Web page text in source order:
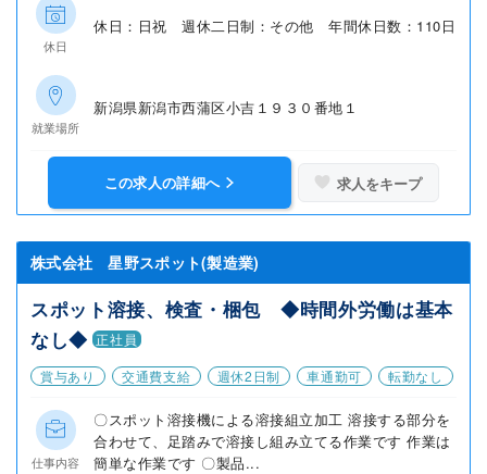
休日
休日：日祝 週休二日制：その他 年間休日数：110日
就業場所
新潟県新潟市西蒲区小吉１９３０番地１
この求人の詳細へ 求人をキープ
株式会社 星野スポット(製造業)
スポット溶接、検査・梱包 ◆時間外労働は基本
なし◆ 正社員
賞与あり
交通費支給 週休2日制 車通勤可 転勤なし
仕事内容
〇スポット溶接機による溶接組立加工 溶接する部分を
合わせて、足踏みで溶接し組み立てる作業です 作業は
簡単な作業です 〇製品...